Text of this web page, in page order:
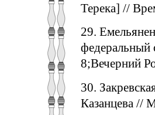
Терека] //
29.
федеральный
8;Вечерний
30.
Казанцева //